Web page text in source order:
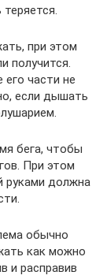
при этом
получится.
части не
если дышать
бега, чтобы
При этом
руками должна
обычно
как можно
и расправив